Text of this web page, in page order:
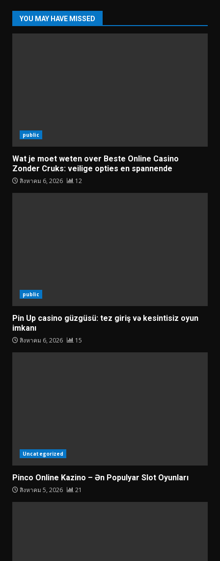
YOU MAY HAVE MISSED
public
Wat je moet weten over Beste Online Casino
Zonder Cruks: veilige opties en spannende
สิงหาคม 6, 2026 12
public
Pin Up casino güzgüsü: tez giriş və kesintisiz oyun
imkanı
สิงหาคม 6, 2026 15
Uncategorized
Pinco Online Kazino – Ən Populyar Slot Oyunları
สิงหาคม 5, 2026 21